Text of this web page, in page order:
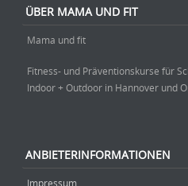
ÜBER MAMA UND FIT
Mama und fit
Fitness- und Präventionskurse für
Indoor + Outdoor in Hannover und
ANBIETERINFORMATIONEN
Impressum